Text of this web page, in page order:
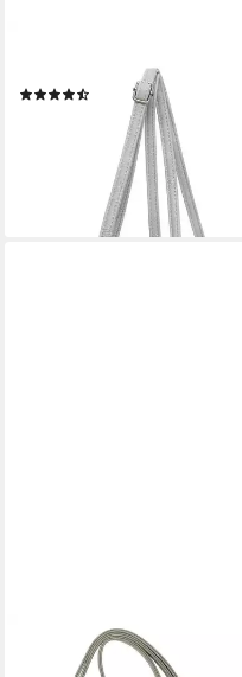
Umhängetasche Radix
39,99 €
lieferbar - in 2-3 Werktagen bei dir
FRITZI AUS PREUSSEN
Umhängetasche Fritzi Square